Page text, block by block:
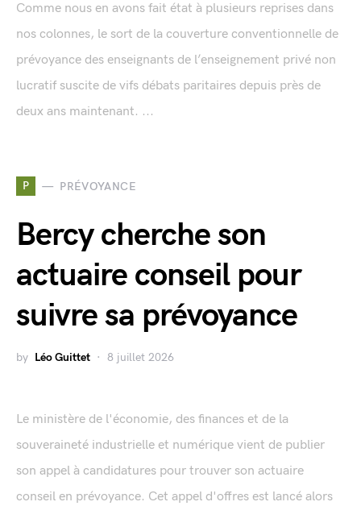
Comme nous en avons fait état à plusieurs reprises dans
nos colonnes, le sort de la couverture conventionnelle de
prévoyance des enseignants de l’enseignement privé non
lucratif suscite de vifs débats paritaires depuis près de
deux ans maintenant. ...
P PRÉVOYANCE
Bercy cherche son
actuaire conseil pour
suivre sa prévoyance
by Léo Guittet 8 juillet 2026
Le ministère de l'économie, des finances et de la
souveraineté industrielle et numérique vient de publier
son appel à candidatures pour trouver son actuaire
conseil en prévoyance. Cet appel d'offres est lancé alors